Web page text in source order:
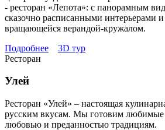
- ресторан «Лепота»: с панорамным
сказочно расписанными интерьерами
вращающейся верандой-кружалом.
Подробнее
3D тур
Ресторан
Улей
Ресторан «Улей» – настоящая
русским вкусам. Мы готовим любимые
любовью и преданностью традициям.